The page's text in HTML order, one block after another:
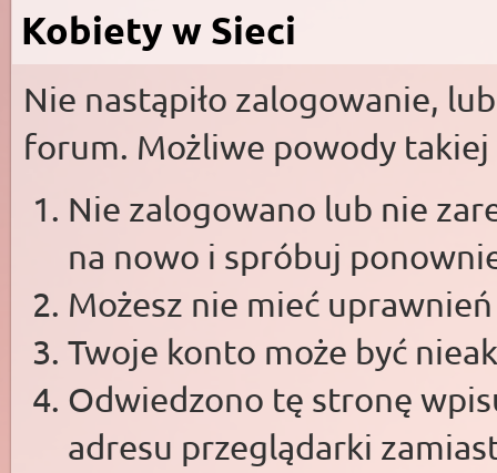
Kobiety w Sieci
Nie nastąpiło zalogowanie,
forum. Możliwe powody takiej
Nie zalogowano lub nie
na nowo i spróbuj
Możesz nie mieć
Twoje konto może być
Odwiedzono tę stronę
adresu przeglądarki